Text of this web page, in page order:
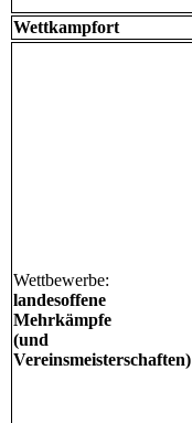
Wettkampfort
Wettbewerbe:
landesoffene
Mehrkämpfe
(und
Vereinsmeisterschaften)